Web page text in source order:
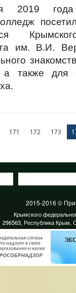
2019 года
им. В.И.
а также
171 172 173
2015-2016 ©
Крымского
296563, Республика Крым,